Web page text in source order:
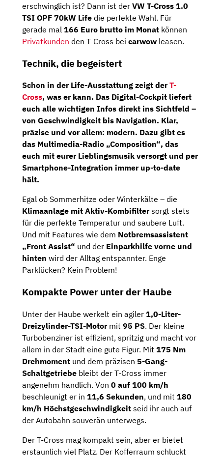
erschwinglich ist? Dann ist der VW T-Cross 1.0
TSI OPF 70kW Life die perfekte Wahl. Für
gerade mal 166 Euro brutto im Monat können
Privatkunden den T-Cross bei carwow leasen.
Technik, die begeistert
Schon in der Life-Ausstattung zeigt derT-
Cross, was er kann. Das Digital-Cockpit liefert
euch alle wichtigen Infos direkt ins Sichtfeld –
von Geschwindigkeit bis Navigation. Klar,
präzise und vor allem: modern. Dazu gibt es
das Multimedia-Radio „Composition“, das
euch mit eurer Lieblingsmusik versorgt und per
Smartphone-Integration immer up-to-date
hält.
Egal ob Sommerhitze oder Winterkälte – die
Klimaanlage mit Aktiv-Kombifiltersorgt stets
für die perfekte Temperatur und saubere Luft.
Und mit Features wie dem Notbremsassistent
„Front Assist“ und der Einparkhilfe vorne und
hinten wird der Alltag entspannter. Enge
Parklücken? Kein Problem!
Kompakte Power unter der Haube
Unter der Haube werkelt ein agiler 1,0-Liter-
Dreizylinder-TSI-Motormit 95 PS. Der kleine
Turbobenziner ist effizient, spritzig und macht vor
allem in der Stadt eine gute Figur. Mit 175 Nm
Drehmoment und dem präzisen 5-Gang-
Schaltgetriebe bleibt der T-Cross immer
angenehm handlich. Von 0 auf 100 km/h
beschleunigt er in 11,6 Sekunden, und mit 180
km/h Höchstgeschwindigkeit seid ihr auch auf
der Autobahn souverän unterwegs.
Der T-Cross mag kompakt sein, aber er bietet
erstaunlich viel Platz. Der Kofferraum schluckt